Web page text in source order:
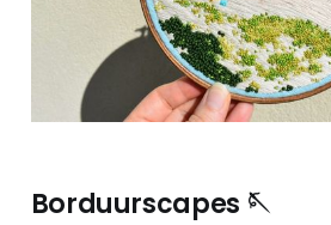
Borduurscapes 🪡